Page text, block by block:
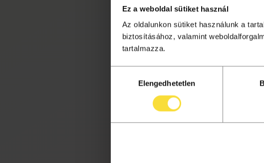
Ez a weboldal sütiket használ
Az oldalunkon sütiket használunk a
biztosításához, valamint
tartalmazza.
kiválasztásaElengedhetetlen
Adatkezelési
Hatályos 2026.07.10-től
Korábbi változatok: